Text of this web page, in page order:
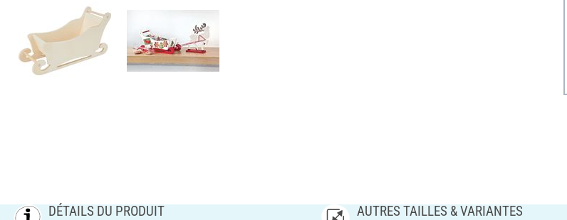
DÉTAILS DU PRODUIT AUTRES TAILLES & VARIANTES